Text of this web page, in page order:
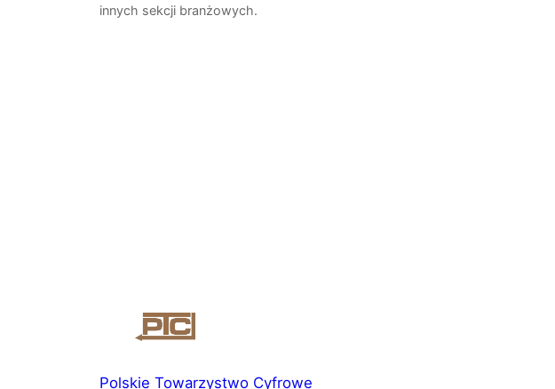
innych sekcji branżowych.
Polskie Towarzystwo Cyfrowe